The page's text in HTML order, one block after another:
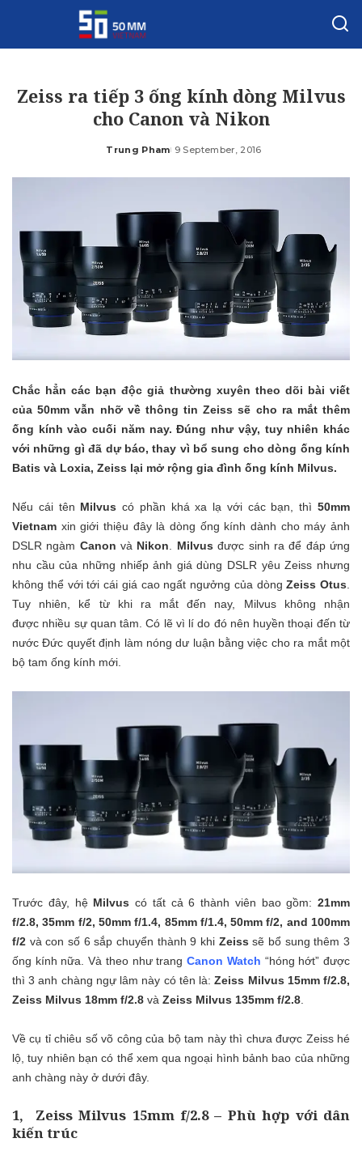
Zeiss ra tiếp 3 ống kính dòng Milvus
cho Canon và Nikon
Posted
Trung Pham 9 September, 2016
Chắc hẳn các bạn độc giả thường xuyên theo dõi bài viết
của 50mm vẫn nhỡ về thông tin Zeiss sẽ cho ra mắt thêm
ống kính vào cuối năm nay. Đúng như vậy, tuy nhiên khác
với những gì đã dự báo, thay vì bổ sung cho dòng ống kính
Batis và Loxia, Zeiss lại mở rộng gia đình ống kính Milvus.
Nếu cái tên Milvus có phần khá xa lạ với các bạn, thì50mm
Vietnam xin giới thiệu đây là dòng ống kính dành cho máy ảnh
DSLR ngàm Canon và Nikon Milvus được sinh ra để đáp ứng
nhu cầu của những nhiếp ảnh giá dùng DSLR yêu Zeiss nhưng
không thể với tới cái giá cao ngất ngưởng của dòng Zeiss Otus
Tuy nhiên, kể từ khi ra mắt đến nay, Milvus không nhận
được nhiều sự quan tâm. Có lẽ vì lí do đó nên huyền thoại đến từ
nước Đức quyết định làm nóng dư luận bằng việc cho ra mắt một
bộ tam ống kính mới.
Trước đây, hệ Milvus có tất cả 6 thành viên bao gồm: 21mm
f/2.8, 35mm f/2, 50mm f/1.4, 85mm f/1.4, 50mm f/2, and 100mm
f/2 và con số 6 sắp chuyển thành 9 khi Zeiss sẽ bổ sung thêm 3
ống kính nữa. Và theo như trangCanon Watch “hóng hớt” được
thì 3 anh chàng ngự lâm này có tên là:Zeiss Milvus 15mm f/2.8,
Zeiss Milvus 18mm f/2.8 và Zeiss Milvus 135mm f/2.8.
Về cụ tỉ chiêu số võ công của bộ tam này thì chưa được Zeiss hé
lộ, tuy nhiên bạn có thể xem qua ngoại hình bảnh bao của những
anh chàng này ở dưới đây.
1, Zeiss Milvus 15mm f/2.8 – Phù hợp với dân
kiến trúc